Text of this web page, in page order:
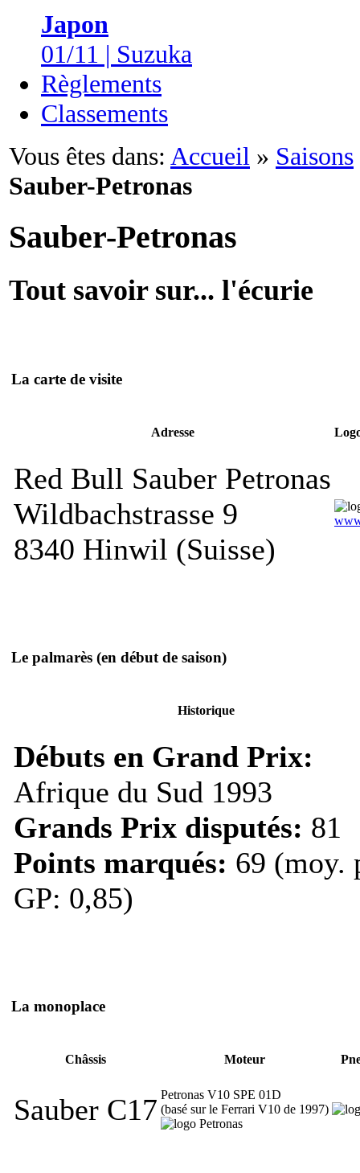
Japon
01/11 | Suzuka
Règlements
Classements
Vous êtes dans: Accueil » Saisons
Sauber-Petronas
Sauber-Petronas
Tout savoir sur... l'écurie
La carte de visite
Adresse
Red Bull Sauber Petronas
Wildbachstrasse 9
8340 Hinwil (Suisse)
Le palmarès (en début de saison)
Historique
Débuts en Grand Prix:
Afrique du Sud 1993
Grands Prix disputés: 81
Points marqués: 69 (moy.
GP: 0,85)
La monoplace
Châssis Moteur
Sauber C17 Petronas V10 SPE 01D
(basé sur le Ferrari V10 de 1997)